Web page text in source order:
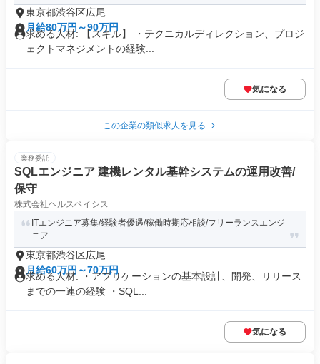
東京都渋谷区広尾
月給80万円～90万円
求める人材: 【スキル】 ・テクニカルディレクション、プロジ
ェクトマネジメントの経験...
気になる
この企業の類似求人を見る
業務委託
SQLエンジニア 建機レンタル基幹システムの運用改善/
保守
株式会社ヘルスベイシス
ITエンジニア募集/経験者優遇/稼働時期応相談/フリーランスエンジ
ニア
東京都渋谷区広尾
月給60万円～70万円
求める人材: ・アプリケーションの基本設計、開発、リリース
までの一連の経験 ・SQL...
気になる